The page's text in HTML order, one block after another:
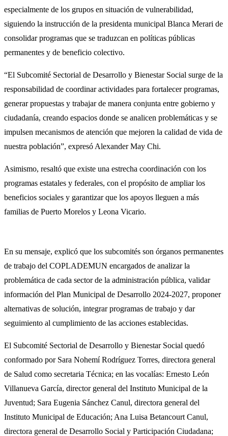
especialmente de los grupos en situación de vulnerabilidad,
siguiendo la instrucción de la presidenta municipal Blanca Merari de
consolidar programas que se traduzcan en políticas públicas
permanentes y de beneficio colectivo.
“El Subcomité Sectorial de Desarrollo y Bienestar Social surge de la
responsabilidad de coordinar actividades para fortalecer programas,
generar propuestas y trabajar de manera conjunta entre gobierno y
ciudadanía, creando espacios donde se analicen problemáticas y se
impulsen mecanismos de atención que mejoren la calidad de vida de
nuestra población”, expresó Alexander May Chi.
Asimismo, resaltó que existe una estrecha coordinación con los
programas estatales y federales, con el propósito de ampliar los
beneficios sociales y garantizar que los apoyos lleguen a más
familias de Puerto Morelos y Leona Vicario.
En su mensaje, explicó que los subcomités son órganos permanentes
de trabajo del COPLADEMUN encargados de analizar la
problemática de cada sector de la administración pública, validar
información del Plan Municipal de Desarrollo 2024-2027, proponer
alternativas de solución, integrar programas de trabajo y dar
seguimiento al cumplimiento de las acciones establecidas.
El Subcomité Sectorial de Desarrollo y Bienestar Social quedó
conformado por Sara Nohemí Rodríguez Torres, directora general
de Salud como secretaria Técnica; en las vocalías: Ernesto León
Villanueva García, director general del Instituto Municipal de la
Juventud; Sara Eugenia Sánchez Canul, directora general del
Instituto Municipal de Educación; Ana Luisa Betancourt Canul,
directora general de Desarrollo Social y Participación Ciudadana;